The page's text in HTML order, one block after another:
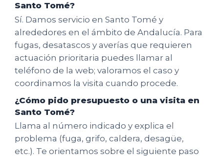
Santo Tomé?
Sí. Damos servicio en Santo Tomé y
alrededores en el ámbito de Andalucía. Para
fugas, desatascos y averías que requieren
actuación prioritaria puedes llamar al
teléfono de la web; valoramos el caso y
coordinamos la visita cuando procede.
¿Cómo pido presupuesto o una visita en
Santo Tomé?
Llama al número indicado y explica el
problema (fuga, grifo, caldera, desagüe,
etc.). Te orientamos sobre el siguiente paso